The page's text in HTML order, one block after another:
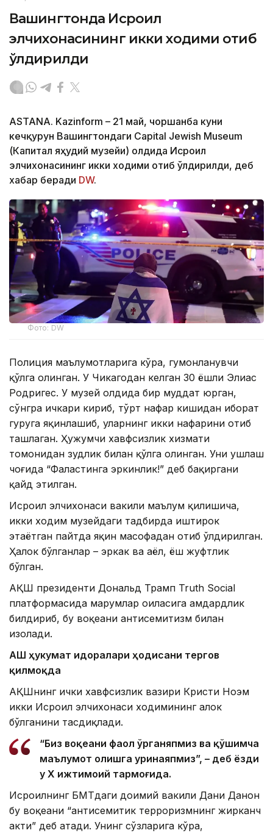
Вашингтонда Исроил
элчихонасининг икки ходими отиб
ўлдирилди
ASTANA. Kazinform – 21 май, чоршанба куни
кечқурун Вашингтондаги Capital Jewish Museum
(Капитал яҳудий музейи) олдида Исроил
элчихонасининг икки ходими отиб ўлдирилди, деб
хабар беради DW.
Фото: DW
Полиция маълумотларига кўра, гумонланувчи
қўлга олинган. У Чикагодан келган 30 ёшли Элиас
Родригес. У музей олдида бир муддат юрган,
сўнгра ичкари кириб, тўрт нафар кишидан иборат
гуруҳга яқинлашиб, уларнинг икки нафарини отиб
ташлаган. Ҳужумчи хавфсизлик хизмати
томонидан зудлик билан қўлга олинган. Уни ушлаш
чоғида “Фаластинга эркинлик!” деб бақиргани
қайд этилган.
Исроил элчихонаси вакили маълум қилишича,
икки ходим музейдаги тадбирда иштирок
этаётган пайтда яқин масофадан отиб ўлдирилган.
Ҳалок бўлганлар – эркак ва аёл, ёш жуфтлик
бўлган.
АҚШ президенти Дональд Трамп Truth Social
платформасида марҳумлар оиласига ҳамдардлик
билдириб, бу воқеани антисемитизм билан
изоҳлади.
АҚШ ҳукумат идоралари ҳодисани тергов
қилмоқда
АҚШнинг ички хавфсизлик вазири Кристи Ноэм
икки Исроил элчихонаси ходимининг ҳалок
бўлганини тасдиқлади.
“Биз воқеани фаол ўрганяпмиз ва қўшимча
маълумот олишга уринаяпмиз”, – деб ёзди
у X ижтимоий тармоғида.
Исроилнинг БМТдаги доимий вакили Дани Данон
бу воқеани “антисемитик терроризмнинг жирканч
акти” деб атади. Унинг сўзларига кўра,